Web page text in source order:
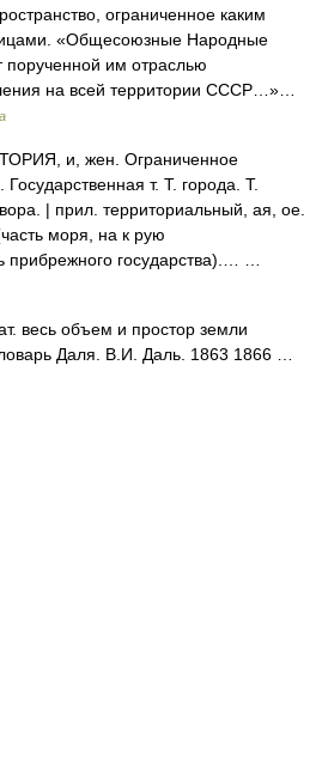
ограниченное каким
«Общесоюзные Народные
порученной им отраслью
на всей территории СССР…»…
и, жен. Ограниченное
т. Т. города. Т.
| прил. территориальный, ая, ое.
моря, на к рую
прибрежного государства).… …
весь объем и простор земли
Даля. В.И. Даль. 1863 1866 …